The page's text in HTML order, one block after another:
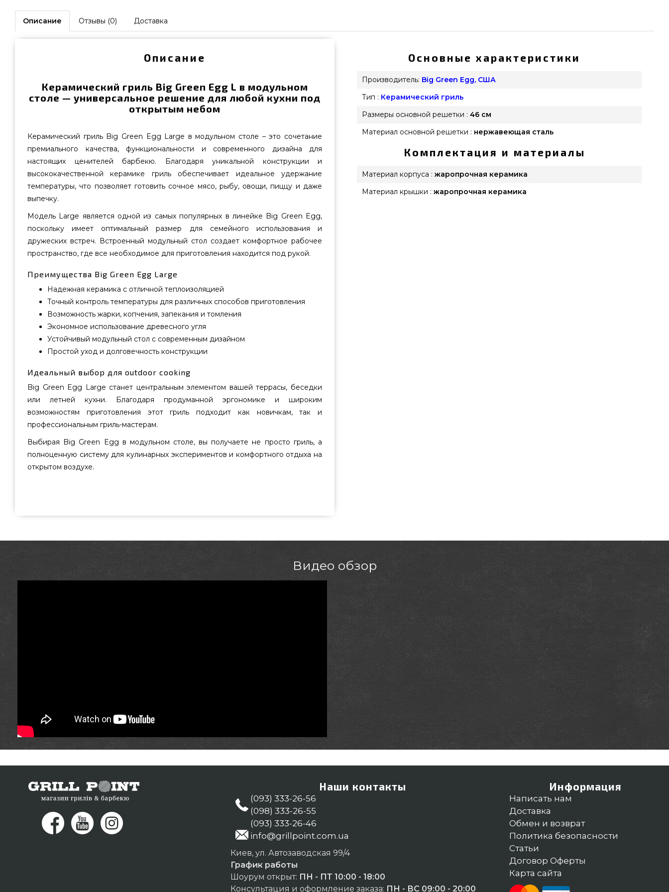
Описание Отзывы (0) Доставка
Описание
Керамический гриль Big Green Egg L в модульном
столе — универсальное решение для любой кухни под
открытым небом
Керамический гриль Big Green Egg Large в модульном столе – это сочетание
премиального качества, функциональности и современного дизайна для
настоящих ценителей барбекю. Благодаря уникальной конструкции и
высококачественной керамике гриль обеспечивает идеальное удержание
температуры, что позволяет готовить сочное мясо, рыбу, овощи, пиццу и даже
выпечку.
Модель Large является одной из самых популярных в линейке Big Green Egg,
поскольку имеет оптимальный размер для семейного использования и
дружеских встреч. Встроенный модульный стол создает комфортное рабочее
пространство, где все необходимое для приготовления находится под рукой.
Преимущества Big Green Egg Large
Надежная керамика с отличной теплоизоляцией
Точный контроль температуры для различных способов приготовления
Возможность жарки, копчения, запекания и томления
Экономное использование древесного угля
Устойчивый модульный стол с современным дизайном
Простой уход и долговечность конструкции
Идеальный выбор для outdoor cooking
Big Green Egg Large станет центральным элементом вашей террасы, беседки
или летней кухни. Благодаря продуманной эргономике и широким
возможностям приготовления этот гриль подходит как новичкам, так и
профессиональным гриль-мастерам.
Выбирая Big Green Egg в модульном столе, вы получаете не просто гриль, а
полноценную систему для кулинарных экспериментов и комфортного отдыха на
открытом воздухе.
каталоге грилей и аксессуаров grillpoint.com.ua Взгляните и купите также
сейчас нашим сотрудникам на номер 0(800) 337-275 и мы посоветуем Вам
проживающим в регионах: Бердянск, Чернигов, Кропивницкий
Основные характеристики
Производитель: Big Green Egg, США
Тип : Керамический гриль
Размеры основной решетки : 46 см
Материал основной решетки : нержавеющая сталь
Комплектация и материалы
Материал корпуса : жаропрочная керамика
Материал крышки : жаропрочная керамика
Видео обзор
Наши контакты
(093) 333-26-56
(098) 333-26-55
(093) 333-26-46
info@grillpoint.com.ua
Киев, ул. Автозаводская 99/4
График работы
Шоурум открыт: ПН - ПТ 10:00 - 18:00
Консультация и оформление заказа: ПН - ВС 09:00 - 20:00
Информация
Написать нам
Доставка
Обмен и возврат
Политика безопасности
Статьи
Договор Оферты
Карта сайта